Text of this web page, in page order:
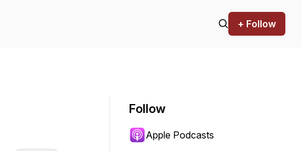
+ Follow
Follow
Apple Podcasts